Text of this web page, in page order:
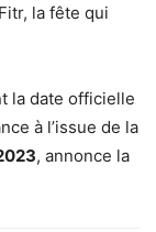
, la fête qui
la date officielle
à l’issue de la
, annonce la